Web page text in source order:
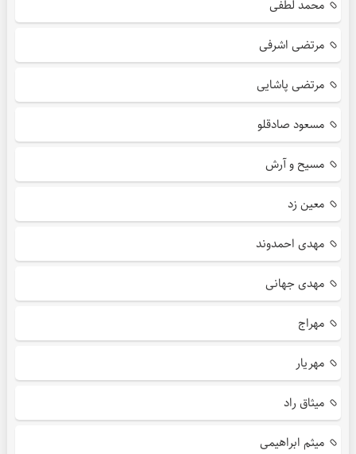
محمد لطفی
مرتضی اشرفی
مرتضی پاشایی
مسعود صادقلو
مسیح و آرش
معین زد
مهدی احمدوند
مهدی جهانی
مهراج
مهریار
میثاق راد
میثم ابراهیمی